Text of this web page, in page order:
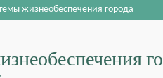
жизнеобеспечения города